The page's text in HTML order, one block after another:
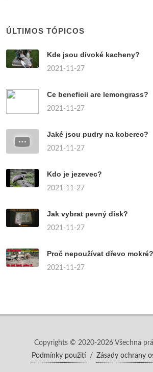
ÚLTIMOS TÓPICOS
Kde jsou divoké kacheny?
2021-11-27
Ce beneficii are lemongrass?
2021-11-27
Jaké jsou pudry na koberec?
2021-11-27
Kdo je jezevec?
2021-11-27
Jak vybrat pevný disk?
2021-11-27
Proč nepoužívat dřevo mokré?
2021-11-27
Copyrights © 2020-2026 Všechna
Podmínky použití
/ Zásady ochrany